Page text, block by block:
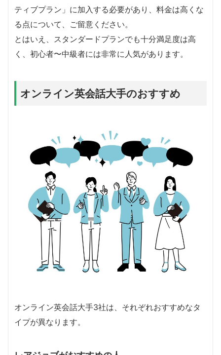
ティブプラン」に加入する必要があり、料金は高くな
る点について、ご留意ください。
とはいえ、スタンダードプランでも十分満足度は高
く、初心者〜中級者には非常に人気があります。
オンライン英会話大手のおすすめ
オンライン英会話大手3社は、それぞれおすすめなタ
イプが異なります。